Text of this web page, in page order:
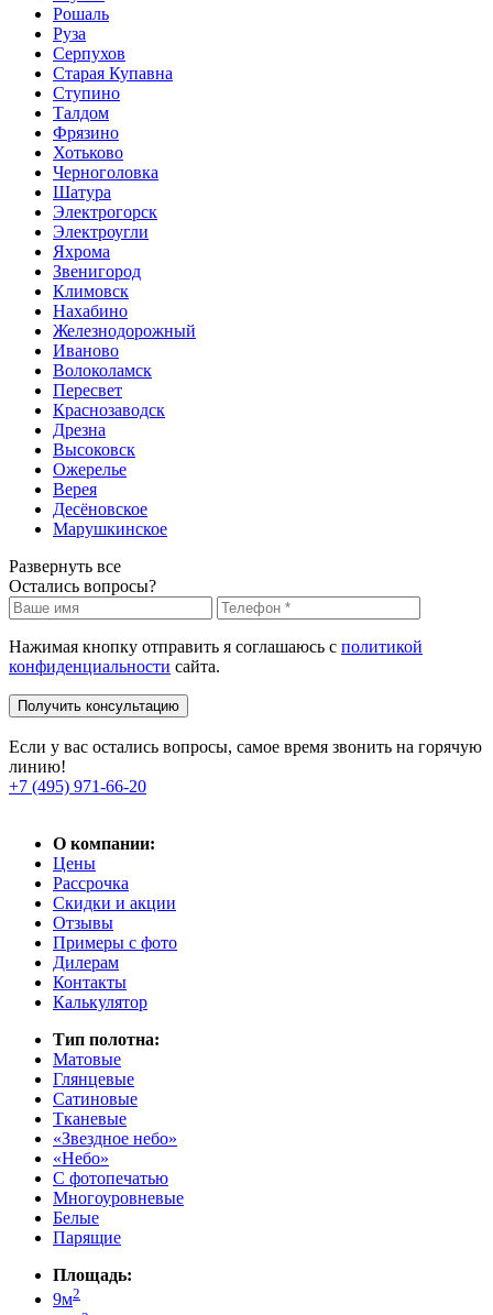
Рошаль
Руза
Серпухов
Старая Купавна
Ступино
Талдом
Фрязино
Хотьково
Черноголовка
Шатура
Электрогорск
Электроугли
Яхрома
Звенигород
Климовск
Нахабино
Железнодорожный
Иваново
Волоколамск
Пересвет
Краснозаводск
Дрезна
Высоковск
Ожерелье
Верея
Десёновское
Марушкинское
Развернуть все
Остались вопросы?
Нажимая кнопку отправить я соглашаюсь с политикой
конфиденциальности сайта.
Получить консультацию
Если у вас остались вопросы, самое время звонить на горячую
линию!
+7 (495) 971-66-20
О компании:
Цены
Рассрочка
Скидки и акции
Отзывы
Примеры с фото
Дилерам
Контакты
Калькулятор
Тип полотна:
Матовые
Глянцевые
Сатиновые
Тканевые
«Звездное небо»
«Небо»
С фотопечатью
Многоуровневые
Белые
Парящие
Площадь:
9м2